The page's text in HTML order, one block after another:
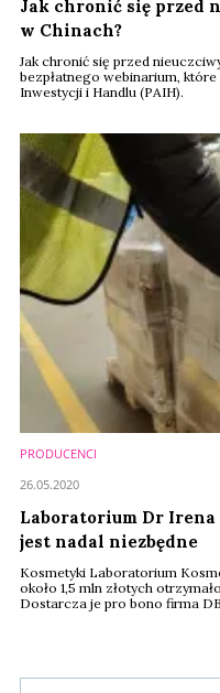
Jak chronić się przed
w Chinach?
Jak chronić się przed
bezpłatnego webinarium,
Inwestycji i Handlu (PAIH).
PRODUCENCI
Laboratorium Dr
jest nadal niezbędne
Kosmetyki Laboratorium
około 1,5 mln złotych
Dostarcza je pro bono firma
26.05.2020